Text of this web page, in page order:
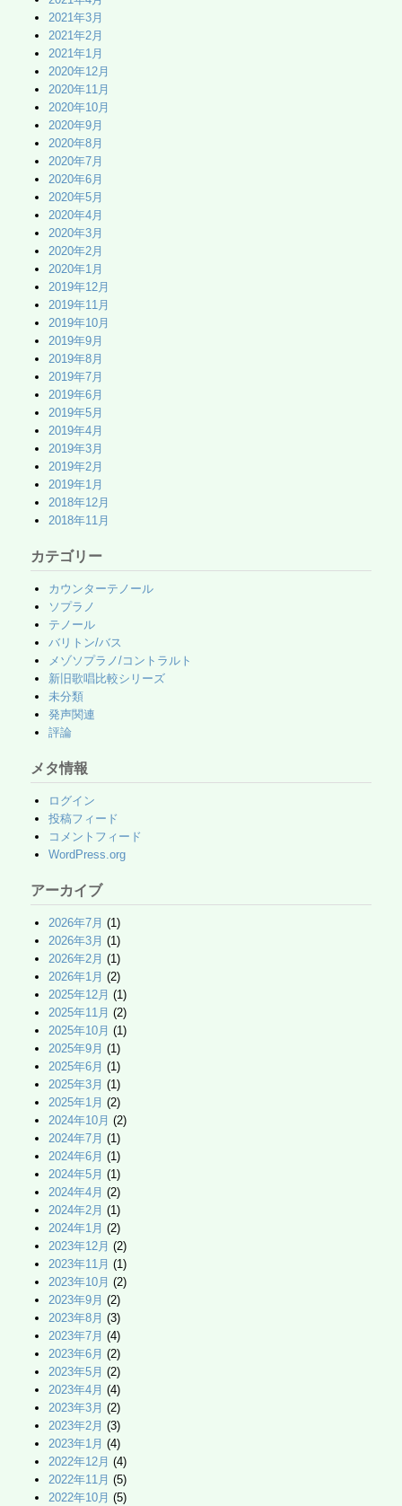
2021年3月
2021年2月
2021年1月
2020年12月
2020年11月
2020年10月
2020年9月
2020年8月
2020年7月
2020年6月
2020年5月
2020年4月
2020年3月
2020年2月
2020年1月
2019年12月
2019年11月
2019年10月
2019年9月
2019年8月
2019年7月
2019年6月
2019年5月
2019年4月
2019年3月
2019年2月
2019年1月
2018年12月
2018年11月
カテゴリー
カウンターテノール
ソプラノ
テノール
バリトン/バス
メゾソプラノ/コントラルト
新旧歌唱比較シリーズ
未分類
発声関連
評論
メタ情報
ログイン
投稿フィード
コメントフィード
WordPress.org
アーカイブ
2026年7月 (1)
2026年3月 (1)
2026年2月 (1)
2026年1月 (2)
2025年12月 (1)
2025年11月 (2)
2025年10月 (1)
2025年9月 (1)
2025年6月 (1)
2025年3月 (1)
2025年1月 (2)
2024年10月 (2)
2024年7月 (1)
2024年6月 (1)
2024年5月 (1)
2024年4月 (2)
2024年2月 (1)
2024年1月 (2)
2023年12月 (2)
2023年11月 (1)
2023年10月 (2)
2023年9月 (2)
2023年8月 (3)
2023年7月 (4)
2023年6月 (2)
2023年5月 (2)
2023年4月 (4)
2023年3月 (2)
2023年2月 (3)
2023年1月 (4)
2022年12月 (4)
2022年11月 (5)
2022年10月 (5)